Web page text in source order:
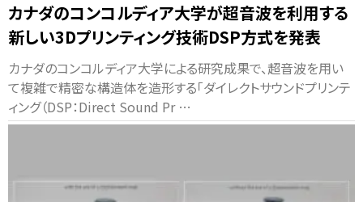
カナダのコンコルディア大学が超音波を利用する
新しい3Dプリンティング技術DSP方式を発表
カナダのコンコルディア大学による研究成果で、超音波を用い
て複雑で精密な構造体を造形する「ダイレクトサウンドプリンテ
ィング（DSP：Direct Sound Pr …